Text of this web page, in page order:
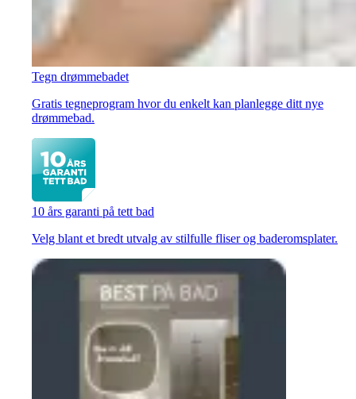
Tegn drømmebadet
Gratis tegneprogram hvor du enkelt kan planlegge ditt nye
drømmebad.
10 års garanti på tett bad
Velg blant et bredt utvalg av stilfulle fliser og baderomsplater.